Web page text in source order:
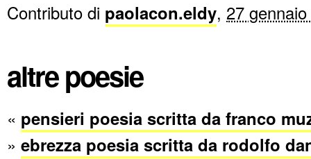
Contributo di paolacon.eldy, 27
altre poesie
« pensieri poesia scritta da franco
» ebrezza poesia scritta da rodolfo